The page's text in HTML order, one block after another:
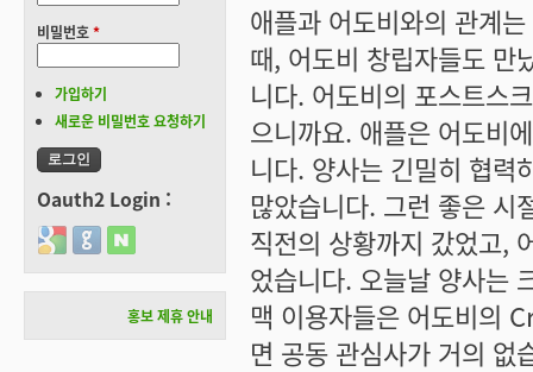
애플과 어도비와의 관계
때, 어도비 창립자들도 만
니다. 어도비의 포스트스
으니까요. 애플은 어도비
니다. 양사는 긴밀히 협력
많았습니다. 그런 좋은 시
직전의 상황까지 갔었고,
었습니다. 오늘날 양사는
맥 이용자들은 어도비의
면 공동 관심사가 거의 없
비밀번호*
가입하기
새로운 비밀번호 요청하기
Oauth2 Login :
Login with Google
Login with GitHub
Login with Naver
홍보 제휴 안내